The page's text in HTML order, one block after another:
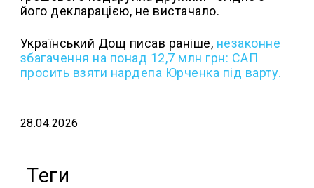
його декларацією, не вистачало.
Український Дощ писав раніше, незаконне
збагачення на понад 12,7 млн грн: САП
просить взяти нардепа Юрченка під варту.
28.04.2026
Теги